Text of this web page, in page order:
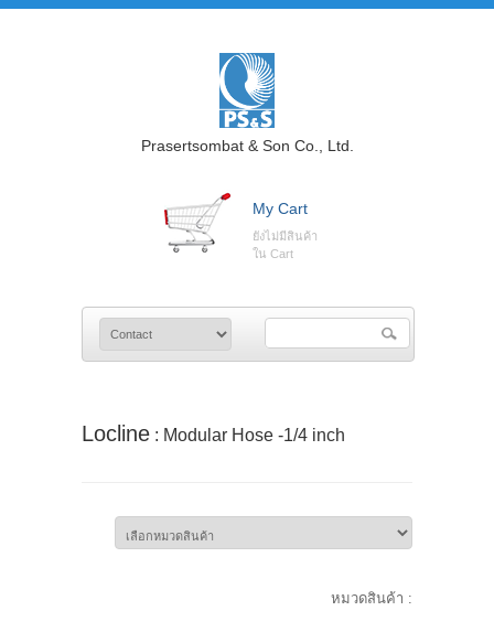
Prasertsombat & Son Co., Ltd.
My Cart
ยังไม่มีสินค้า
ใน Cart
Locline : Modular Hose -1/4 inch
หมวดสินค้า :